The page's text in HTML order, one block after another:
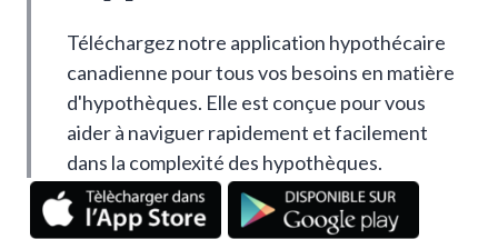
Téléchargez notre application hypothécaire
canadienne pour tous vos besoins en matière
d'hypothèques. Elle est conçue pour vous
aider à naviguer rapidement et facilement
dans la complexité des hypothèques.